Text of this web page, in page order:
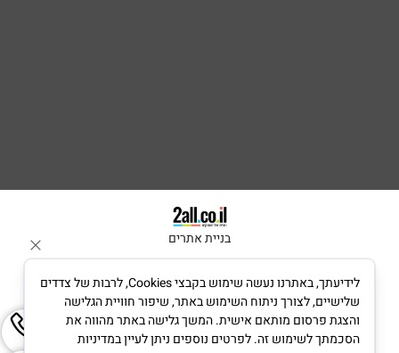
בניית אתרים
לידיעתך, באתרנו נעשה שימוש בקבצי Cookies, לרבות של צדדים
שלישיים, לצורך ניתוח השימוש באתר, שיפור חוויית הגלישה
והצגת פרסום מותאם אישית. המשך גלישה באתר מהווה את
הסכמתך לשימוש זה. לפרטים נוספים ניתן לעיין במדיניות